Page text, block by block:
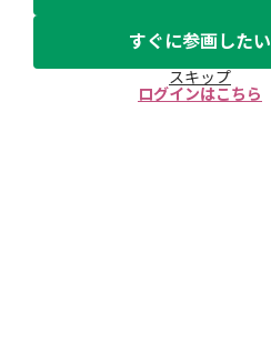
すぐに参画したい
スキップ
ログインはこちら